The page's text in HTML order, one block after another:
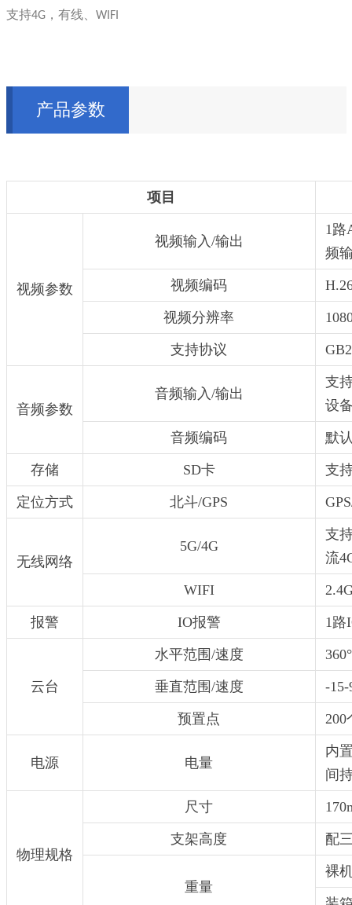
支持4G，有线、WIFI
产品参数
项目
视频参数
视频输入/输出
1路
频
视频编码
视频分辨率
支持协议
音频参数
音频输入/输出
支
设
音频编码 默
存储 SD卡 支
定位方式 北斗/GPS
无线网络
5G/4G
支
流
WIFI
报警 IO报警 1路
云台
水平范围/速度
垂直范围/速度 -15-
预置点 200
电源 电量
内
间
物理规格
尺寸
支架高度 配
重量
裸